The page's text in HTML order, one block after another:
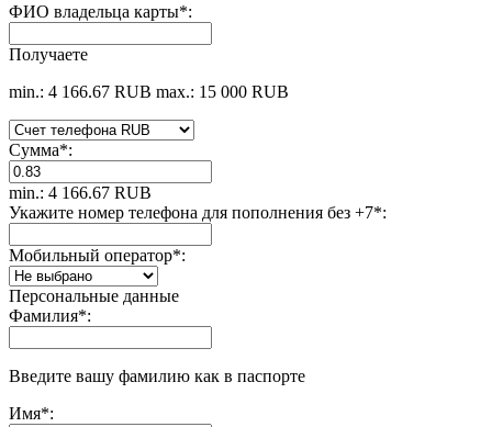
ФИО владельца карты*:
Получаете
min.: 4 166.67 RUB max.: 15 000 RUB
Сумма*:
min.: 4 166.67 RUB
Укажите номер телефона для пополнения без +7*:
Мобильный оператор*:
Персональные данные
Фамилия*:
Введите вашу фамилию как в паспорте
Имя*: